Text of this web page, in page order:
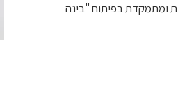
ומתמקדת בפיתוח "בינה